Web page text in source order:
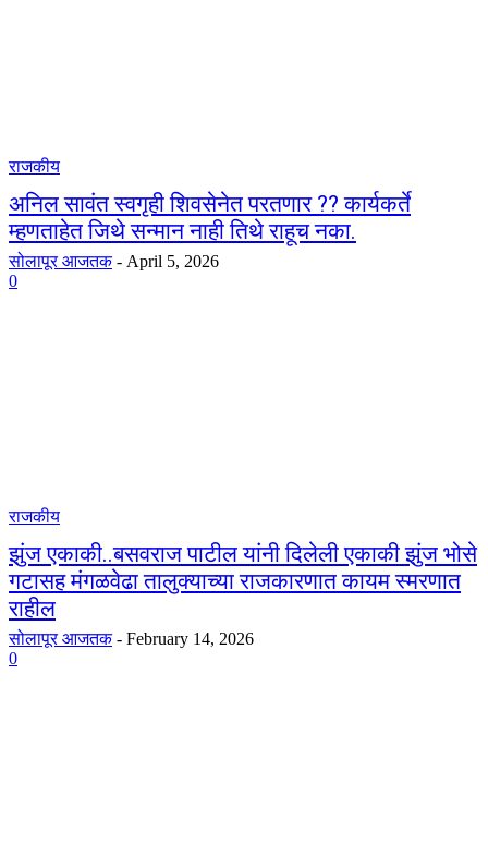
राजकीय
अनिल सावंत स्वगृही शिवसेनेत परतणार ?? कार्यकर्ते
म्हणताहेत जिथे सन्मान नाही तिथे राहूच नका.
सोलापूर आजतक - April 5, 2026
0
राजकीय
झुंज एकाकी..बसवराज पाटील यांनी दिलेली एकाकी झुंज भोसे
गटासह मंगळवेढा तालुक्याच्या राजकारणात कायम स्मरणात
राहील
सोलापूर आजतक - February 14, 2026
0